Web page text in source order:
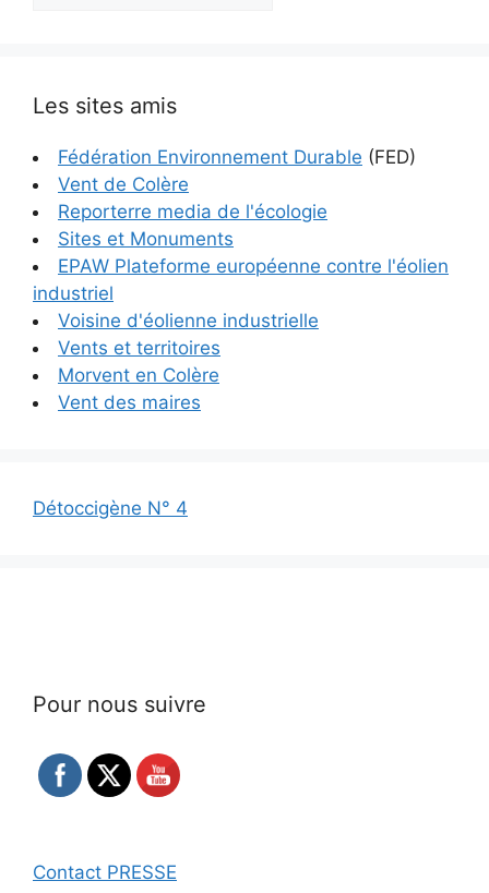
Les sites amis
Fédération Environnement Durable (FED)
Vent de Colère
Reporterre media de l'écologie
Sites et Monuments
EPAW Plateforme européenne contre l'éolien
industriel
Voisine d'éolienne industrielle
Vents et territoires
Morvent en Colère
Vent des maires
Détoccigène N° 4
Pour nous suivre
Contact PRESSE